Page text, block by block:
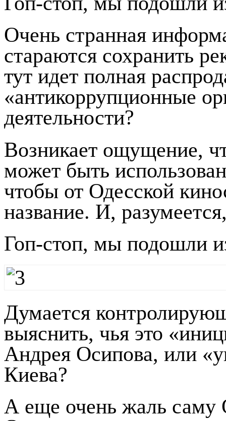
Очень странная
стараются сохранить
тут идет полная
«антикоррупционные
деятельности?
Возникает ощущение,
может быть
чтобы от Одесской
название. И,
Гоп-стоп, мы подошли
Думается
выяснить, чья это
Андрея Осипова, или
Киева?
А еще очень жаль